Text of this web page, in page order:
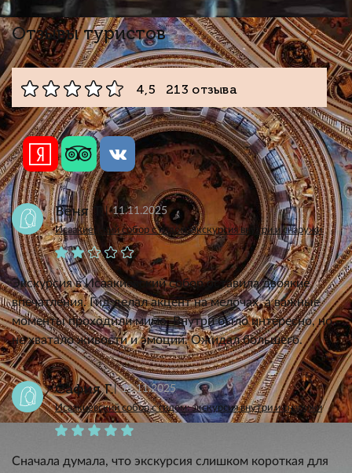
Отзывы туристов
4,5 213 отзыва
Веня Т. 11.11.2025
Исаакиевский собор с гидом: экскурсия внутри и снаружи
Экскурсия в Исаакиевский собор оставила двоякие
впечатления. Гид делал акцент на мелочах, а важные
моменты проходили мимо. Внутри было интересно, но
не хватало живости и эмоций. Ожидал большего.
Сафия Г. 11.11.2025
Исаакиевский собор с гидом: экскурсия внутри и снаружи
Сначала думала, что экскурсия слишком короткая для